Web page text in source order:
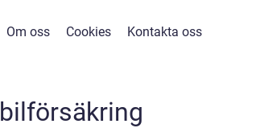
Om oss Cookies Kontakta oss